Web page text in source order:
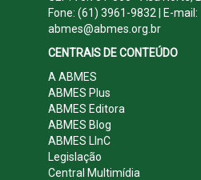
Fone: (61) 3961-9832 | E-mail:
abmes@abmes.org.br
CENTRAIS DE CONTEÚDO
A ABMES
ABMES Plus
ABMES Editora
ABMES Blog
ABMES LInC
Legislação
Central Multimídia